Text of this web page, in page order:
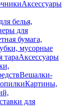
Аксессуары
белья,
для
бумага,
мусорные
тараАксессуары
Вешалки-
Картины,
для